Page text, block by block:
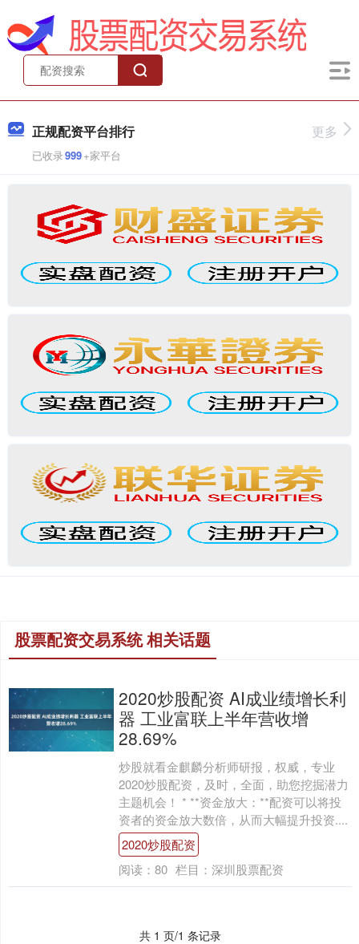
正规配资平台排行
已收录999+家平台
更多
股票配资交易系统 相关话题
2020炒股配资 AI成业绩增长利
器 工业富联上半年营收增
28.69%
炒股就看金麒麟分析师研报，权威，专业
2020炒股配资，及时，全面，助您挖掘潜力
主题机会！ * **资金放大：**配资可以将投
资者的资金放大数倍，从而大幅提升投资....
2020炒股配资
阅读： 80 栏目： 深圳股票配资
共 1 页/1 条记录